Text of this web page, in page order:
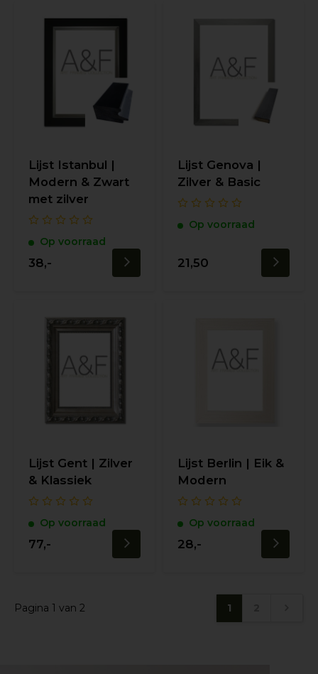
Lijst Istanbul |
Modern & Zwart
met zilver
Op voorraad
38,-
Lijst Genova |
Zilver & Basic
Op voorraad
21,50
Lijst Gent | Zilver
& Klassiek
Op voorraad
77,-
Lijst Berlin | Eik &
Modern
Op voorraad
28,-
Pagina 1 van 2 1